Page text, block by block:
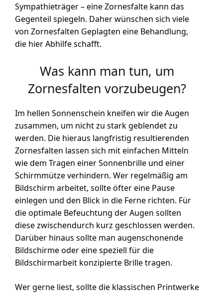
Sympathieträger – eine Zornesfalte kann das
Gegenteil spiegeln. Daher wünschen sich viele
von Zornesfalten Geplagten eine Behandlung,
die hier Abhilfe schafft.
Was kann man tun, um
Zornesfalten vorzubeugen?
Im hellen Sonnenschein kneifen wir die Augen
zusammen, um nicht zu stark geblendet zu
werden. Die hieraus langfristig resultierenden
Zornesfalten lassen sich mit einfachen Mitteln
wie dem Tragen einer Sonnenbrille und einer
Schirmmütze verhindern. Wer regelmäßig am
Bildschirm arbeitet, sollte öfter eine Pause
einlegen und den Blick in die Ferne richten. Für
die optimale Befeuchtung der Augen sollten
diese zwischendurch kurz geschlossen werden.
Darüber hinaus sollte man augenschonende
Bildschirme oder eine speziell für die
Bildschirmarbeit konzipierte Brille tragen.
Wer gerne liest, sollte die klassischen Printwerke